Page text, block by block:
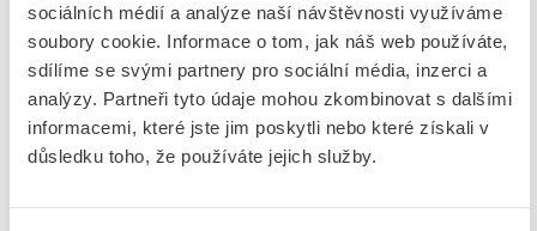
sociálních médií a analýze naší návštěvnosti využíváme
soubory cookie. Informace o tom, jak náš web používáte,
sdílíme se svými partnery pro sociální média, inzerci a
analýzy. Partneři tyto údaje mohou zkombinovat s dalšími
informacemi, které jste jim poskytli nebo které získali v
důsledku toho, že používáte jejich služby.
Rozsah provozních teplot
- - - °C
GPSR Details
Odpovědnost za produkt +
EMOS spol s r. o.
Adresa: Lipnická 2844, 750 02 Přerov I - Město, Česká republika
Odpovědná osoba: Jaromír Jemelka